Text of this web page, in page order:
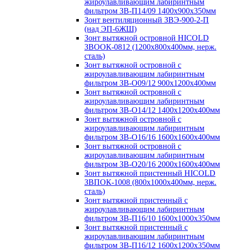
жироулавливающим лабиринтным
фильтром ЗВ-П14/09 1400х900х350мм
Зонт вентиляционный ЗВЭ-900-2-П
(над ЭП-6ЖШ)
Зонт вытяжной островной HICOLD
ЗВООК-0812 (1200х800x400мм, нерж.
сталь)
Зонт вытяжной островной с
жироулавливающим лабиринтным
фильтром ЗВ-О09/12 900х1200х400мм
Зонт вытяжной островной с
жироулавливающим лабиринтным
фильтром ЗВ-О14/12 1400х1200х400мм
Зонт вытяжной островной с
жироулавливающим лабиринтным
фильтром ЗВ-О16/16 1600х1600х400мм
Зонт вытяжной островной с
жироулавливающим лабиринтным
фильтром ЗВ-О20/16 2000х1600х400мм
Зонт вытяжной пристенный HICOLD
ЗВПОК-1008 (800х1000х400мм, нерж.
сталь)
Зонт вытяжной пристенный с
жироулавливающим лабиринтным
фильтром ЗВ-П16/10 1600х1000х350мм
Зонт вытяжной пристенный с
жироулавливающим лабиринтным
фильтром ЗВ-П16/12 1600х1200х350мм